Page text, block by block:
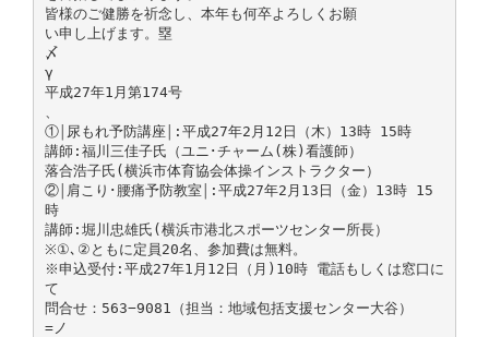
皆様のご健勝を祈念し、本年も何卒よろしくお願
い申し上げます。塁
〆
γ
平成27年1月第174号
①￨尿もれ予防講座￨:平成27年2月12日（木）13時 15時
講師:福川三佳子氏（ユニ･チャーム(株)看護師）
落合浩子氏(横浜市体育協会体操インストラクター）
②￨肩こり･腰痛予防教室￨:平成27年2月13日（金）13時 15
時
講師:堀川忠雄氏(横浜市港北スポーツセンター所長）
※①､②ともに定員20名、参加費は無料。
※申込受付:平成27年1月12日（月)10時 電話もしくは窓口に
て
問合せ：563−9081（担当：地域包括支援センター大谷）
=ノ